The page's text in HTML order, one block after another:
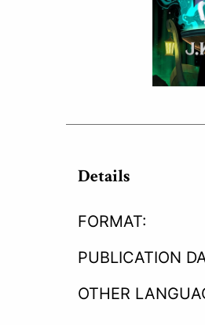
Details
FORMAT:
PUBLICATION
OTHER